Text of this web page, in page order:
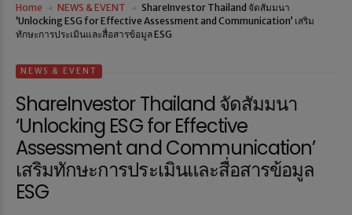
Home NEWS & EVENT
ShareInvestor Thailand จัดสัมมนา
‘Unlocking ESG for Effective Assessment and Communication’ เสริม
ทักษะการประเมินและสื่อสารข้อมูล ESG
NEWS & EVENT
ShareInvestor Thailand จัดสัมมนา
‘Unlocking ESG for Effective
Assessment and Communication’
เสริมทักษะการประเมินและสื่อสารข้อมูล
ESG